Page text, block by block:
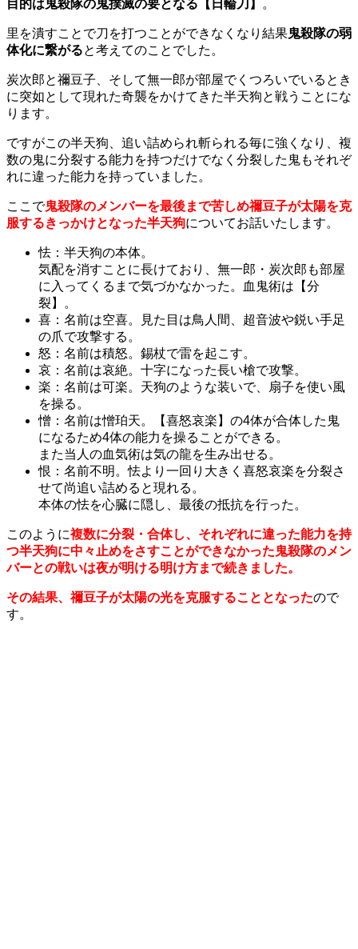
目的は鬼殺隊の鬼撲滅の要となる【日輪刀】 。
里を潰すことで刀を打つことができなくなり結果鬼殺隊の弱
体化に繋がると考えてのことでした。
炭次郎と禰豆子、そして無一郎が部屋でくつろいでいるとき
に突如として現れた奇襲をかけてきた半天狗と戦うことにな
ります。
ですがこの半天狗、追い詰められ斬られる毎に強くなり、複
数の鬼に分裂する能力を持つだけでなく分裂した鬼もそれぞ
れに違った能力を持っていました。
ここで鬼殺隊のメンバーを最後まで苦しめ禰豆子が太陽を克
服するきっかけとなった半天狗についてお話いたします。
怯：半天狗の本体。
気配を消すことに長けており、無一郎・炭次郎も部屋
に入ってくるまで気づかなかった。血鬼術は【分
裂】。
喜：名前は空喜。見た目は鳥人間、超音波や鋭い手足
の爪で攻撃する。
怒：名前は積怒。錫杖で雷を起こす。
哀：名前は哀絶。十字になった長い槍で攻撃。
楽：名前は可楽。天狗のような装いで、扇子を使い風
を操る。
憎：名前は憎珀天。【喜怒哀楽】の4体が合体した鬼
になるため4体の能力を操ることができる。
また当人の血気術は気の龍を生み出せる。
恨：名前不明。怯より一回り大きく喜怒哀楽を分裂さ
せて尚追い詰めると現れる。
本体の怯を心臓に隠し、最後の抵抗を行った。
このように複数に分裂・合体し、それぞれに違った能力を持
つ半天狗に中々止めをさすことができなかった鬼殺隊のメン
バーとの戦いは夜が明ける明け方まで続きました。
その結果、禰豆子が太陽の光を克服することとなったので
す。